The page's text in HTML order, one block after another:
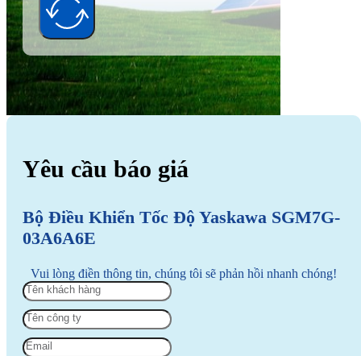
Yêu cầu báo giá
Bộ Điều Khiển Tốc Độ Yaskawa SGM7G-
03A6A6E
Vui lòng điền thông tin, chúng tôi sẽ phản hồi nhanh chóng!